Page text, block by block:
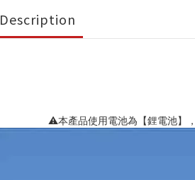
Description
⚠️本產品使用電池為【鋰電池】，